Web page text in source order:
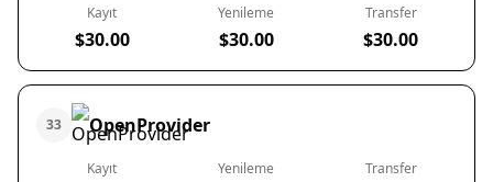
Kayıt
$30.00
Yenileme
$30.00
Transfer
$30.00
33 OpenProvider
Kayıt Yenileme Transfer